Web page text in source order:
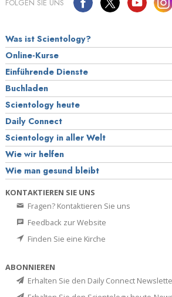
FOLGEN SIE UNS
Was ist Scientology?
Online-Kurse
Einführende Dienste
Buchladen
Scientology heute
Daily Connect
Scientology in aller Welt
Wie wir helfen
Wie man gesund bleibt
KONTAKTIEREN SIE UNS
Fragen? Kontaktieren Sie uns
Feedback zur Website
Finden Sie eine Kirche
ABONNIEREN
Erhalten Sie den Daily Connect